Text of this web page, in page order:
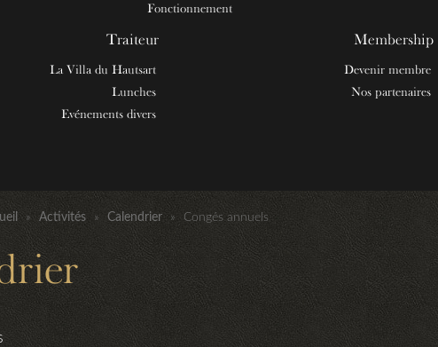
Fonctionnement
Traiteur
La Villa du Hautsart
Lunches
Evénements divers
Membership
Devenir membre
Nos partenaires
» Activités » Calendrier » Congés annuels